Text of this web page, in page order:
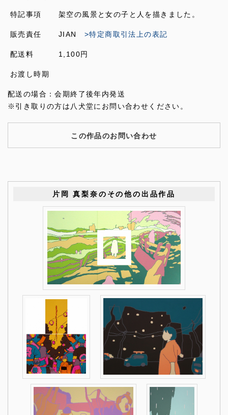
特記事項 架空の風景と女の子と人を描きました。
販売責任 JIAN >特定商取引法上の表記
配送料 1,100円
お渡し時期
配送の場合：会期終了後年内発送
※引き取りの方は八犬堂にお問い合わせください。
この作品のお問い合わせ
片岡 真梨奈のその他の出品作品